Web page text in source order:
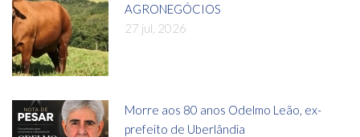
AGRONEGÓCIOS
27 jul, 2026
Morre aos 80 anos Odelmo Leão, ex-
prefeito de Uberlândia